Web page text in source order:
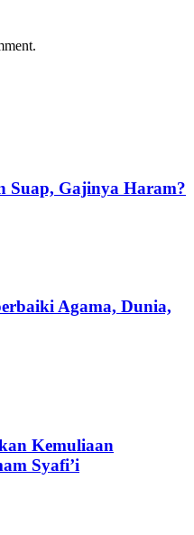
Suap, Gajinya Haram?
Agama, Dunia,
Kemuliaan
Syafi’i